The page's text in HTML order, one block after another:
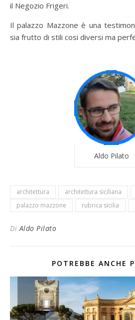
il Negozio Frigeri.
Il palazzo Mazzone è una
sia frutto di stili cosi diversi ma
Aldo Pilato
architettura architettura siciliana
palazzo mazzone
rubrica sicilia
DiAldo Pilato
POTREBBE ANCHE